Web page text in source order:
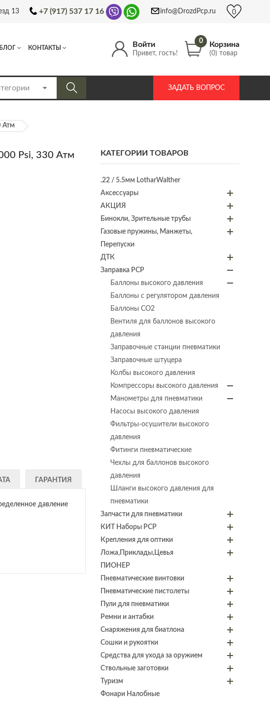
13 +7 (917) 537 17 16 info@DrozdPcp.ru 0
Войти
Привет, гость!
0 Корзина
(0) товар
БЛОГ КОНТАКТЫ
ЗАДАТЬ ВОПРОС
Атм
Psi, 330 Атм
ГАРАНТИЯ
давление
КАТЕГОРИИ ТОВАРОВ
.22 / 5.5мм LotharWalther
Аксессуары
АКЦИЯ
Бинокли, Зрительные трубы
Газовые пружины, Манжеты,
Перепуски
ДТК
Заправка PCP
Баллоны высокого давления
Баллоны с регулятором давления
Баллоны СО2
Вентиля для баллонов высокого
давления
Заправочные станции пневматики
Заправочные штуцера
Колбы высокого давления
Компрессоры высокого давления
Манометры для пневматики
Насосы высокого давления
Фильтры-осушители высокого
давления
Фитинги пневматические
Чехлы для баллонов высокого
давления
Шланги высокого давления для
пневматики
Запчасти для пневматики
КИТ Наборы PCP
Крепления для оптики
Ложа,Приклады,Цевья
ПИОНЕР
Пневматические винтовки
Пневматические пистолеты
Пули для пневматики
Ремни и антабки
Снаряжения для биатлона
Сошки и рукоятки
Средства для ухода за оружием
Ствольные заготовки
Туризм
Фонари Налобные